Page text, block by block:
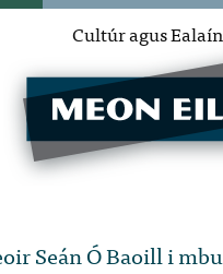
Cultúr agus Ealaín
Seán Ó Baoill i